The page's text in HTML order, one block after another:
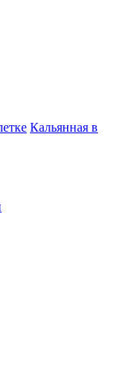
Кальянная в